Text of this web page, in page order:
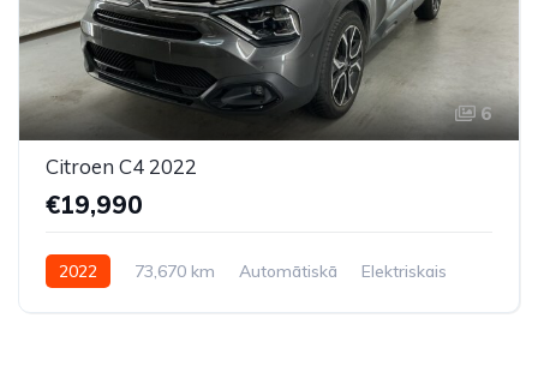
6
Citroen C4 2022
€19,990
2022 73,670 km Automātiskā
Elektriskais